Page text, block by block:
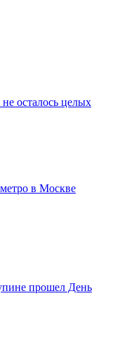
осталось целых
в Москве
прошел День